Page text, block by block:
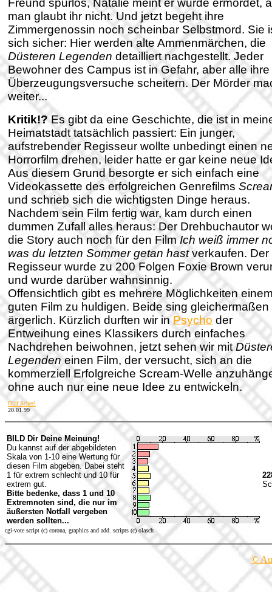
Freund spurlos, Natalie meint er wurde ermordet,
man glaubt ihr nicht. Und jetzt begeht ihre
Zimmergenossin noch scheinbar Selbstmord. Sie
sich sicher: Hier werden alte Ammenmärchen, die
Düsteren Legenden detailliert nachgestellt. Jeder
Bewohner des Campus ist in Gefahr, aber alle ihre
Überzeugungsversuche scheitern. Der Mörder
weiter...
Kritik!? Es gibt da eine Geschichte, die ist in
Heimatstadt tatsächlich passiert: Ein junger,
aufstrebender Regisseur wollte unbedingt einen
Horrorfilm drehen, leider hatte er gar keine neue
Aus diesem Grund besorgte er sich einfach eine
Videokassette des erfolgreichen Genrefilms
und schrieb sich die wichtigsten Dinge heraus.
Nachdem sein Film fertig war, kam durch einen
dummen Zufall alles heraus: Der Drehbuchautor
die Story auch noch für den FilmIch weiß immer
was du letzten Sommer getan hastverkaufen. Der
Regisseur wurde zu 200 Folgen Foxie Brown
und wurde darüber wahnsinnig.
Offensichtlich gibt es mehrere Möglichkeiten
guten Film zu huldigen. Beide sing gleichermaßen
ärgerlich. Kürzlich durften wir in Psycho der
Entweihung eines Klassikers durch einfaches
Nachdrehen beiwohnen, jetzt sehen wir mit
Legenden einen Film, der versucht, sich an die
kommerziell Erfolgreiche Scream-Welle
ohne auch nur eine neue Idee zu entwickeln.
Olaf Scheel
20.01.99
BILD Dir Deine Meinung!
Du kannst auf der abgebildeten
Skala von 1-10 eine Wertung für
diesen Film abgeben. Dabei steht
1 für extrem schlecht und 10 für
extrem gut.
Bitte bedenke, dass 1 und 10
Extremnoten sind, die nur im
äußersten Notfall vergeben
werden sollten...
cgi-vote script (c) corona, graphics and add. scripts (c) olasch
©